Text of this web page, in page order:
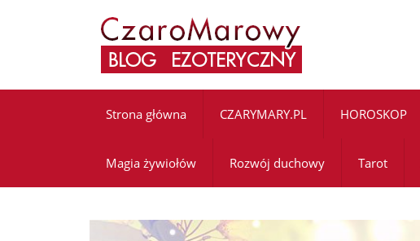
Strona główna CZARYMARY.PL HOROSKOP
Magia żywiołów Rozwój duchowy Tarot